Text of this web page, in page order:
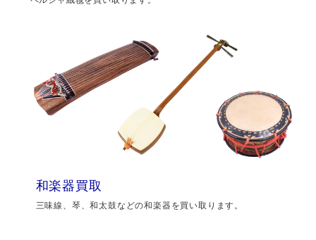
和楽器買取
三味線、琴、和太鼓などの和楽器を買い取ります。